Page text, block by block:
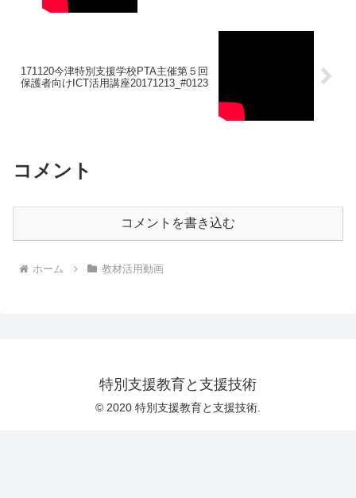
171120今津特別支援学校PTA主催第５回
保護者向けICT活用講座20171213_#0123
コメント
コメントを書き込む
ホーム 教材活用動画
特別支援教育と支援技術
© 2020 特別支援教育と支援技術.